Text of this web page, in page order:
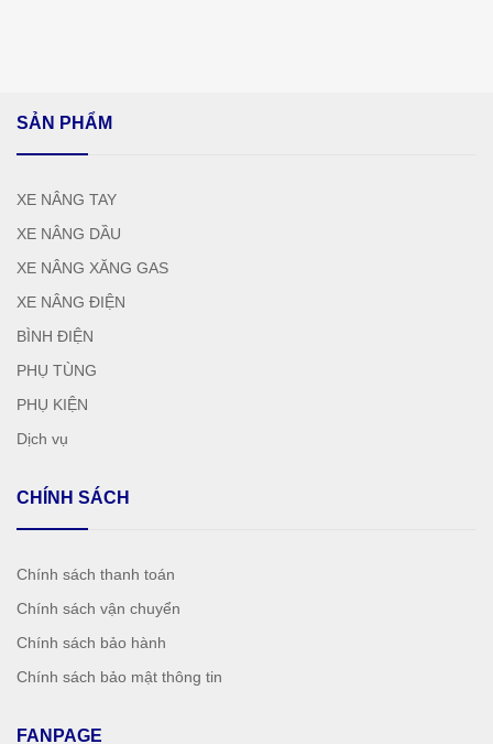
SẢN PHẨM
XE NÂNG TAY
XE NÂNG DẦU
XE NÂNG XĂNG GAS
XE NÂNG ĐIỆN
BÌNH ĐIỆN
PHỤ TÙNG
PHỤ KIỆN
Dịch vụ
CHÍNH SÁCH
Chính sách thanh toán
Chính sách vận chuyển
Chính sách bảo hành
Chính sách bảo mật thông tin
FANPAGE